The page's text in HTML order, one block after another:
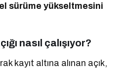
sürüme yükseltmesini
nasıl çalışıyor?
kayıt altına alınan açık,